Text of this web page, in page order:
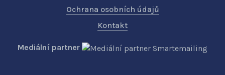
Ochrana osobních údajů
Kontakt
Mediální partner